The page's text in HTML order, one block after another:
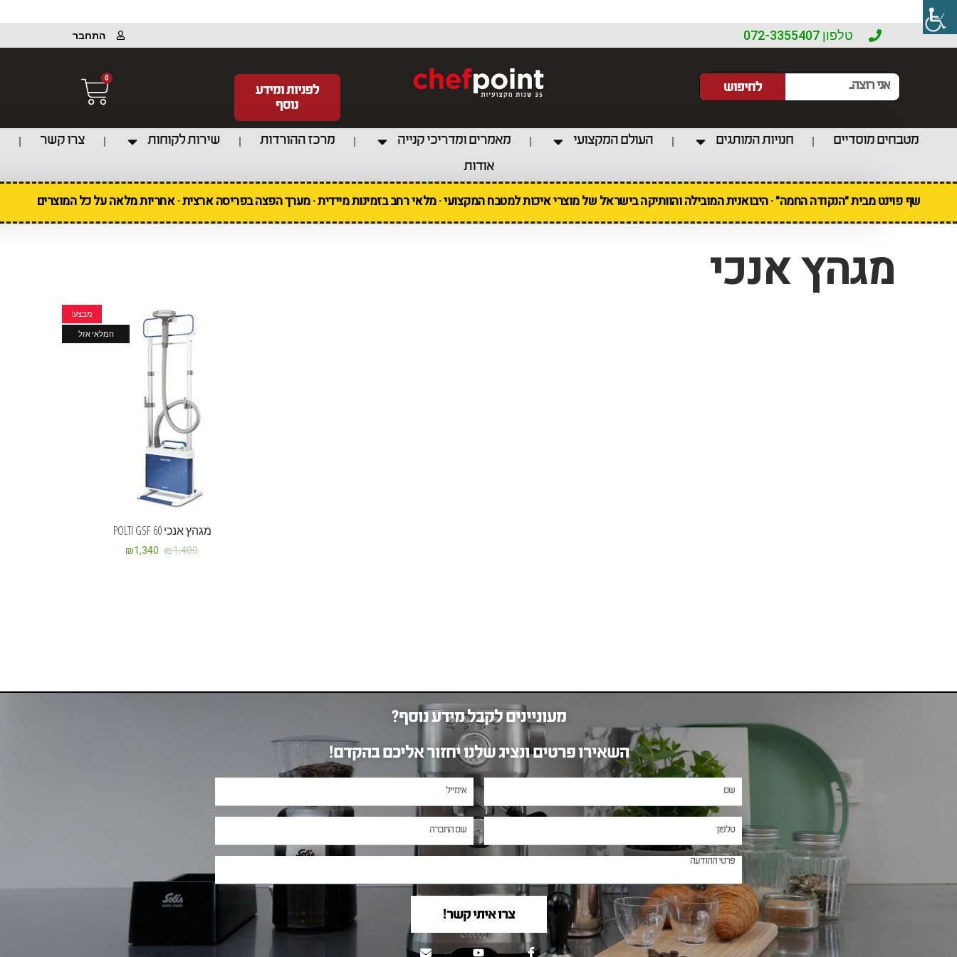
טלפון 072-3355407 התחבר
לחיפוש
לפניות ומידע
נוסף
0
מטבחים מוסדיים חנויות המותגים העולם המקצועי מאמרים ומדריכי קנייה מרכז ההורדות שירות לקוחות
צרו קשר
אודות
שף פוינט מבית "הנקודה החמה" · היבואנית המובילה והוותיקה בישראל של מוצרי איכות למטבח המקצועי · מלאי רחב בזמינות מיידית · מערך הפצה בפריסה ארצית · אחריות מלאה על כל המוצרים
מגהץ אנכי
מבצע!
המלאי אזל
מגהץ אנכי POLTI GSF 60
₪1,400
₪1,340
מעוניינים לקבל מידע נוסף?
השאירו פרטים ונציג שלנו יחזור אליכם בהקדם!
צרו איתי קשר!